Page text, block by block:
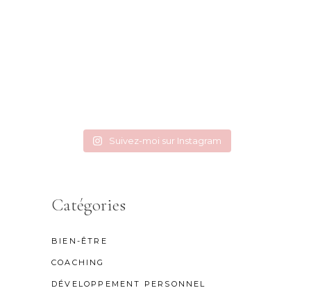
Suivez-moi sur Instagram
Catégories
BIEN-ÊTRE
COACHING
DÉVELOPPEMENT PERSONNEL